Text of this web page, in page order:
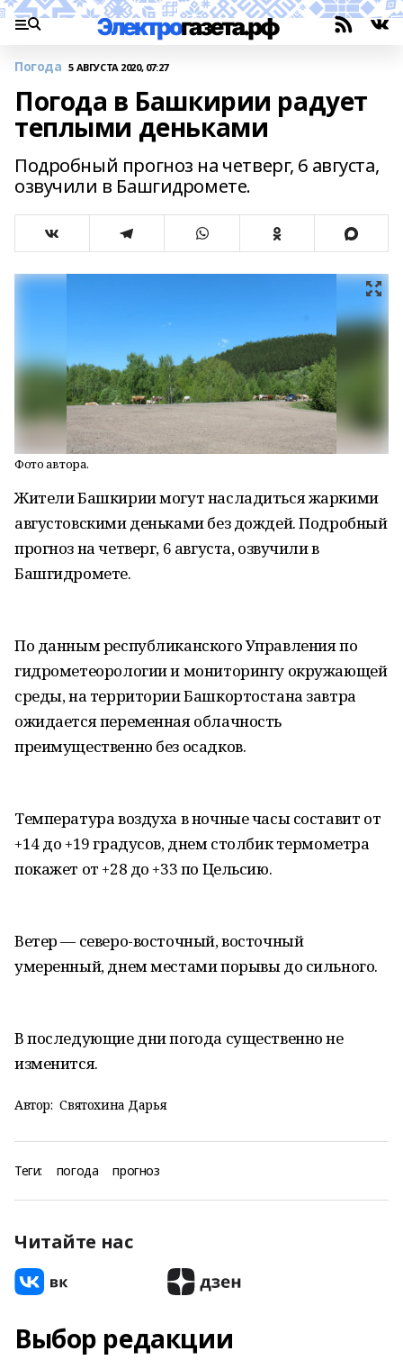
Погода 5 АВГУСТА 2020, 07:27
Погода в Башкирии радует
теплыми деньками
Подробный прогноз на четверг, 6 августа,
озвучили в Башгидромете.
Фото автора.
Жители Башкирии могут насладиться жаркими
августовскими деньками без дождей. Подробный
прогноз на четверг, 6 августа, озвучили в
Башгидромете.
По данным республиканского Управления по
гидрометеорологии и мониторингу окружающей
среды, на территории Башкортостана завтра
ожидается переменная облачность
преимущественно без осадков.
Температура воздуха в ночные часы составит от
+14 до +19 градусов, днем столбик термометра
покажет от +28 до +33 по Цельсию.
Ветер — северо-восточный, восточный
умеренный, днем местами порывы до сильного.
В последующие дни погода существенно не
изменится.
Автор: Святохина Дарья
Теги: погода прогноз
Читайте нас
Выбор редакции